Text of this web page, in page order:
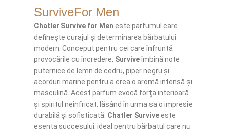
SurviveFor Men
Chatler Survive for Men este parfumul care
definește curajul și determinarea bărbatului
modern. Conceput pentru cei care înfruntă
provocările cu încredere, Surviveîmbină note
puternice de lemn de cedru, piper negru și
acorduri marine pentru a crea o aromă intensă și
masculină. Acest parfum evocă forța interioară
și spiritul neînfricat, lăsând în urma sa o impresie
durabilă și sofisticată. Chatler Surviveeste
esența succesului, ideal pentru bărbatul care nu